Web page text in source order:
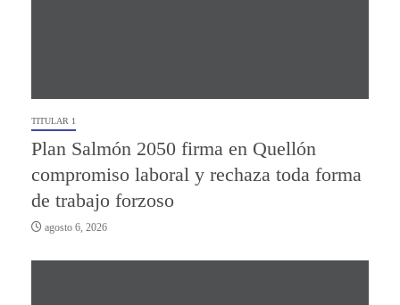
TITULAR 1
Plan Salmón 2050 firma en Quellón
compromiso laboral y rechaza toda forma
de trabajo forzoso
agosto 6, 2026